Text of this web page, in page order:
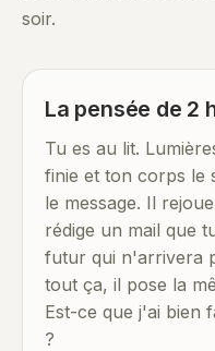
soir.
La pensée de 2
Tu es au lit.
finie et ton corps le
le message. Il
rédige un mail que
futur qui n'arrivera
tout ça, il pose la
Est-ce que j'ai bien
?